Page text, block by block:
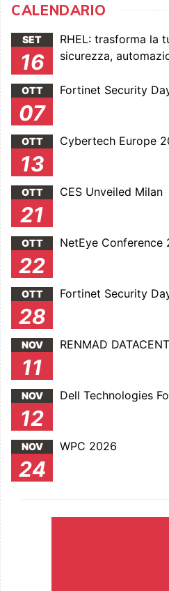
CALENDARIO
SET
16
RHEL: trasforma la
sicurezza,
OTT
07
Fortinet Security
OTT
13
Cybertech Europe
OTT
21
CES Unveiled Milan
OTT
22
NetEye Conference
OTT
28
Fortinet Security
NOV
11
RENMAD
NOV
12
Dell Technologies
NOV
24
WPC 2026